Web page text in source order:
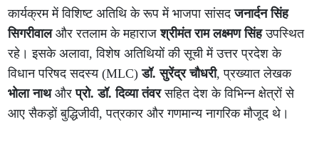
कार्यक्रम में विशिष्ट अतिथि के रूप में भाजपा सांसदजनार्दन सिंह
सिगरीवालऔर रतलाम के महाराजश्रीमंत राम लक्ष्मण सिंहउपस्थित
रहे। इसके अलावा, विशेष अतिथियों की सूची में उत्तर प्रदेश के
विधान परिषद सदस्य (MLC)डॉ. सुरेंद्र चौधरी, प्रख्यात लेखक
भोला नाथऔरप्रो. डॉ. दिव्या तंवरसहित देश के विभिन्न क्षेत्रों से
आए सैकड़ों बुद्धिजीवी, पत्रकार और गणमान्य नागरिक मौजूद थे।